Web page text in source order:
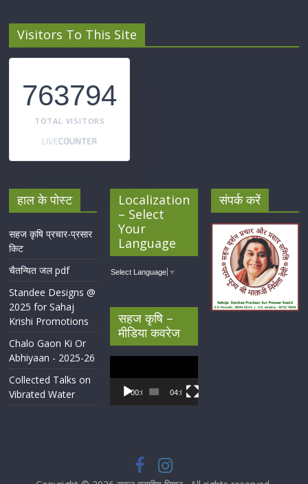
Visitors To This Site
763794
TOTAL VISITORS
हाल के पोस्ट
सहज कृषि प्रचार-प्रसार
किट
चैतन्यित जल pdf
Standee Designs @
2025 for Sahaj
Krishi Promotions
Chalo Gaon Ki Or
Abhiyaan - 2025-26
Collected Talks on
Vibrated Water
Localization
– Select
Your
Language
Select Language ▼
सहज कृषि –
मीडिया कवरेज
Player
00:00 04:07
संपर्क करें